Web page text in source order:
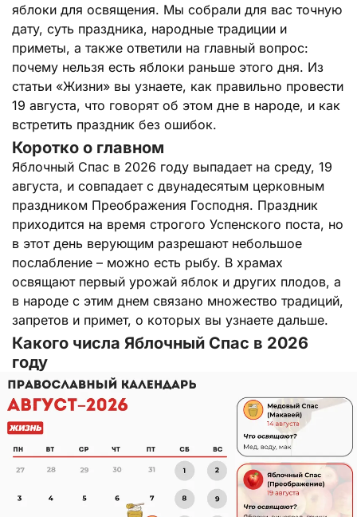
яблоки для освящения. Мы собрали для вас точную
дату, суть праздника, народные традиции и
приметы, а также ответили на главный вопрос:
почему нельзя есть яблоки раньше этого дня. Из
статьи «Жизни» вы узнаете, как правильно провести
19 августа, что говорят об этом дне в народе, и как
встретить праздник без ошибок.
Коротко о главном
Яблочный Спас в 2026 году выпадает на среду, 19
августа, и совпадает с двунадесятым церковным
праздником Преображения Господня. Праздник
приходится на время строгого Успенского поста, но
в этот день верующим разрешают небольшое
послабление – можно есть рыбу. В храмах
освящают первый урожай яблок и других плодов, а
в народе с этим днем связано множество традиций,
запретов и примет, о которых вы узнаете дальше.
Какого числа Яблочный Спас в 2026
году